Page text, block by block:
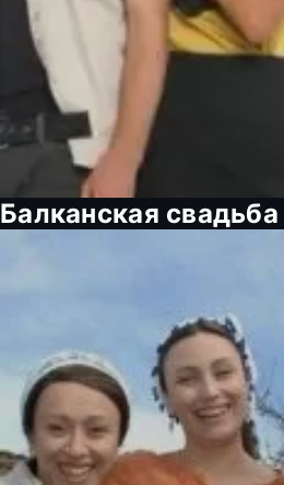
Балканская свадьба